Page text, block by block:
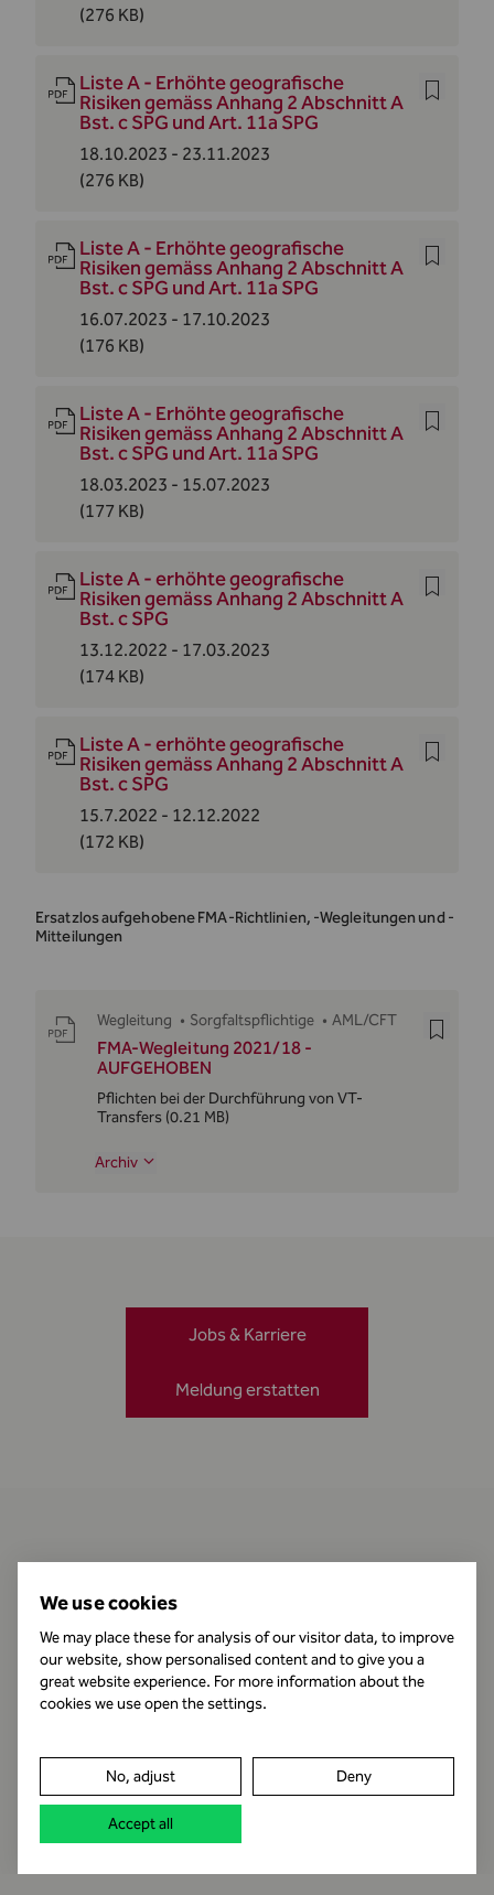
(276 KB)
Liste A - Erhöhte geografische
Risiken gemäss Anhang 2 Abschnitt A
Bst. c SPG und Art. 11a SPG
18.10.2023 - 23.11.2023
(276 KB)
Liste A - Erhöhte geografische
Risiken gemäss Anhang 2 Abschnitt A
Bst. c SPG und Art. 11a SPG
16.07.2023 - 17.10.2023
(176 KB)
Liste A - Erhöhte geografische
Risiken gemäss Anhang 2 Abschnitt A
Bst. c SPG und Art. 11a SPG
18.03.2023 - 15.07.2023
(177 KB)
Liste A - erhöhte geografische
Risiken gemäss Anhang 2 Abschnitt A
Bst. c SPG
13.12.2022 - 17.03.2023
(174 KB)
Liste A - erhöhte geografische
Risiken gemäss Anhang 2 Abschnitt A
Bst. c SPG
15.7.2022 - 12.12.2022
(172 KB)
Ersatzlos aufgehobene FMA-Richtlinien, -Wegleitungen und -
Mitteilungen
Wegleitung • Sorgfaltspflichtige • AML/CFT
FMA-Wegleitung 2021/18 -
AUFGEHOBEN
Pflichten bei der Durchführung von VT-
Transfers (0.21 MB)
Archiv
Öffnungszeiten
Datenschutz
Rechtshinweis
Jobs & Karriere
Meldung erstatten
We use cookies
We may place these for analysis of our visitor data, to improve
our website, show personalised content and to give you a
great website experience. For more information about the
cookies we use open the settings.
No, adjust Deny
Accept all